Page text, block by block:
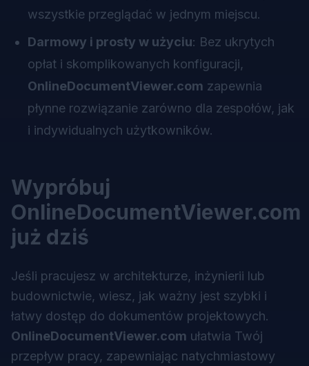
wszystkie przeglądać w jednym miejscu.
Darmowy i prosty w użyciu: Bez ukrytych
opłat i skomplikowanych konfiguracji,
OnlineDocumentViewer.com zapewnia
płynne rozwiązanie zarówno dla zespołów, jak
i indywidualnych użytkowników.
Wypróbuj
OnlineDocumentViewer.com
już dziś
Jeśli pracujesz w architekturze, inżynierii lub
budownictwie, wiesz, jak ważny jest szybki i
łatwy dostęp do dokumentów projektowych.
OnlineDocumentViewer.com ułatwia Twój
przepływ pracy, zapewniając natychmiastowy